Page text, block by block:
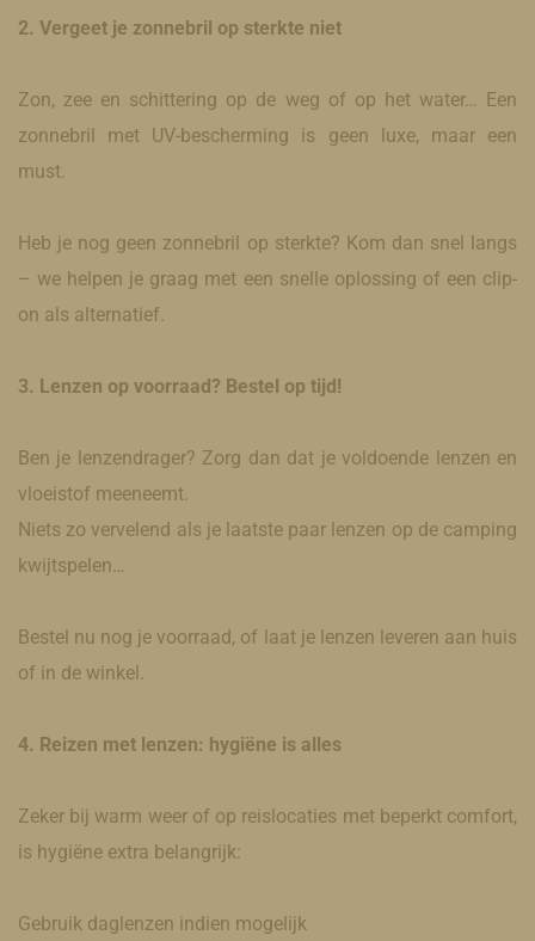
2. Vergeet je zonnebril op sterkte niet
Zon, zee en schittering op de weg of op het water… Een
zonnebril met UV-bescherming is geen luxe, maar een
must.
Heb je nog geen zonnebril op sterkte? Kom dan snel langs
– we helpen je graag met een snelle oplossing of een clip-
on als alternatief.
3. Lenzen op voorraad? Bestel op tijd!
Ben je lenzendrager? Zorg dan dat je voldoende lenzen en
vloeistof meeneemt.
Niets zo vervelend als je laatste paar lenzen op de camping
kwijtspelen…
Bestel nu nog je voorraad, of laat je lenzen leveren aan huis
of in de winkel.
4. Reizen met lenzen: hygiëne is alles
Zeker bij warm weer of op reislocaties met beperkt comfort,
is hygiëne extra belangrijk:
Gebruik daglenzen indien mogelijk